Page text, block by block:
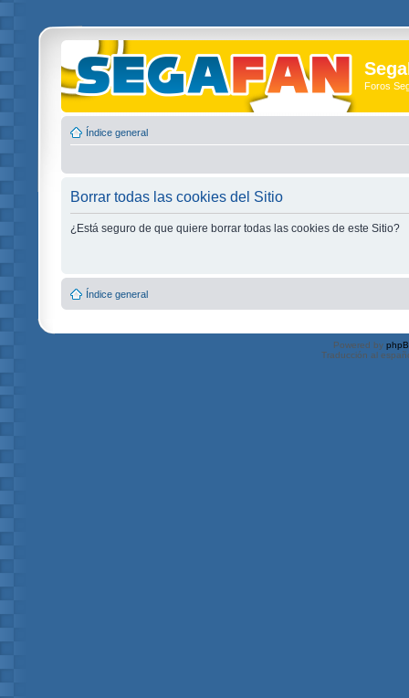
Foros
Índice general
Borrar todas las cookies del Sitio
¿Está seguro de que quiere borrar todas las cookies de este Sitio?
Índice general
Powered by
Traducción al